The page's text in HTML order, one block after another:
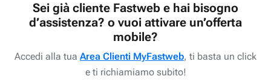
Sei già cliente Fastweb e hai bisogno
d’assistenza? o vuoi attivare un’offerta
mobile?
Accedi alla tua Area Clienti MyFastweb, ti basta un click
e ti richiamiamo subito!